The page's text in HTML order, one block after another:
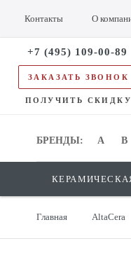
Контакты О
+7 (495) 109-00-89
ЗАКАЗАТЬ ЗВОНОК
ПОЛУЧИТЬ СКИДКУ
БРЕНДЫ: A B
БРЕНДЫ:
Главная AltaCera